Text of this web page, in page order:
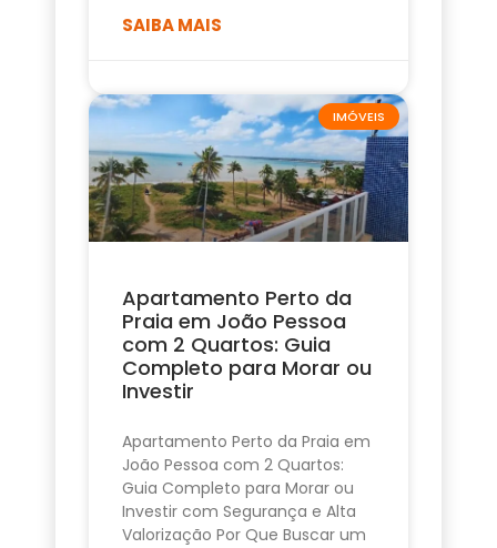
SAIBA MAIS
IMÓVEIS
Apartamento Perto da
Praia em João Pessoa
com 2 Quartos: Guia
Completo para Morar ou
Investir
Apartamento Perto da Praia em
João Pessoa com 2 Quartos:
Guia Completo para Morar ou
Investir com Segurança e Alta
Valorização Por Que Buscar um